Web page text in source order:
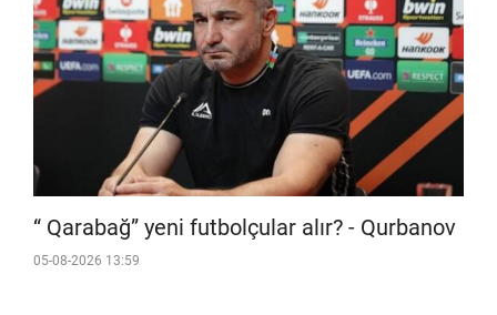
“ Qarabağ” yeni futbolçular alır? - Qurbanov
05-08-2026 13:59